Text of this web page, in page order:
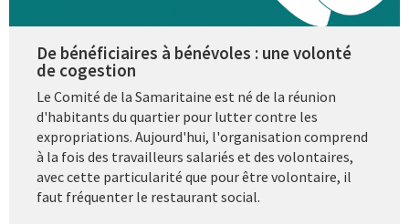
De bénéficiaires à bénévoles : une volonté
de cogestion
Le Comité de la Samaritaine est né de la réunion
d'habitants du quartier pour lutter contre les
expropriations. Aujourd'hui, l'organisation comprend
à la fois des travailleurs salariés et des volontaires,
avec cette particularité que pour être volontaire, il
faut fréquenter le restaurant social.